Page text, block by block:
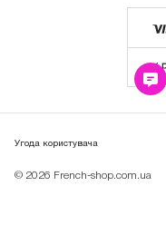
© 2026 French-shop.com.ua
Угода користувача